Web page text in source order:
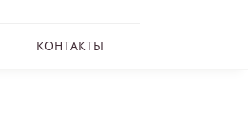
КОНТАКТЫ